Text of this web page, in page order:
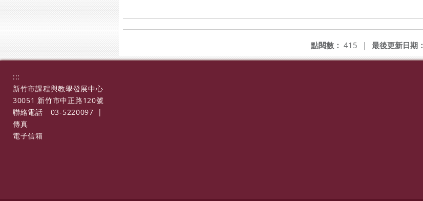
最後更新日期：
點閱數： 415 |
:::
新竹市課程與教學發展中心
30051 新竹市中正路120號
聯絡電話
03-5220097
|
傳真
電子信箱